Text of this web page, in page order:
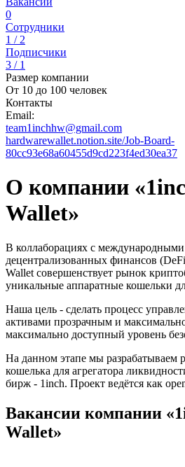
0
Сотрудники
1 / 2
Подписчики
3 / 1
Размер компании
От 10 до 100 человек
Контакты
Email:
team1inchhw@gmail.com
hardwarewallet.notion.site/Job-Board-
80cc93e68a60455d9cd223f4ed30ea37
О компании
Wallet»
В коллаборациях с
децентрализованных финансов
Wallet совершенствует рынок
уникальные аппаратные кошельки
Наша цель - сделать процесс
активами прозрачным и
максимально доступный уровень
На данном этапе мы разрабатываем
кошелька для агрегатора
бирж - 1inch. Проект ведётся как
Вакансии компании
Wallet»